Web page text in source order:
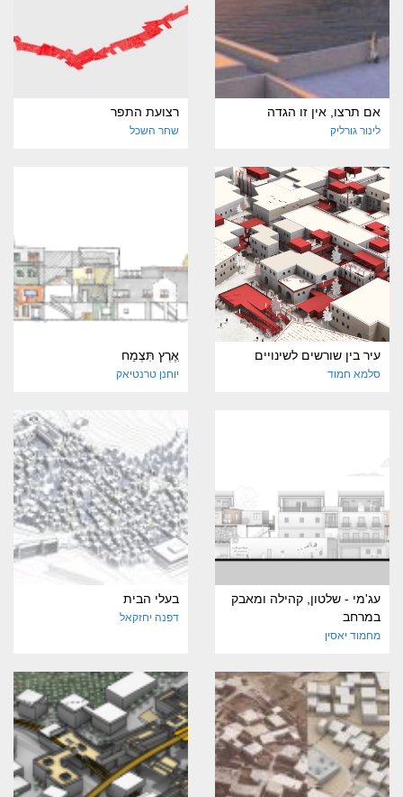
אם תרצו, אין זו הגדה
לינור גורליק
רצועת התפר
שחר השכל
עיר בין שורשים לשינויים
סלמא חמוד
ֵאֶרֶץ תִּצְמַח
יוחנן טרנטיאק
עג'מי - שלטון, קהילה ומאבק
במרחב
מחמוד יאסין
בעלי הבית
דפנה יחזקאל